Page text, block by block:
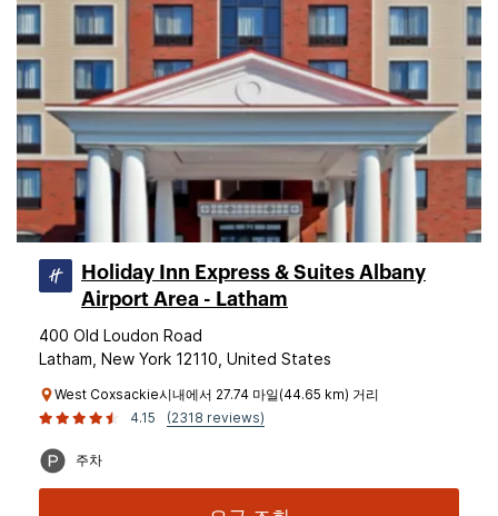
Holiday Inn Express & Suites Albany
Airport Area - Latham
400 Old Loudon Road
Latham, New York 12110, United States
West Coxsackie시내에서 27.74 마일(44.65 km) 거리
4.15
(2318 reviews)
주차